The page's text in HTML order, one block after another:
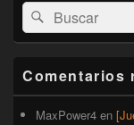
área
de
widget
lateral
primaria
Buscar
por:
Buscar
Comentarios
MaxPower4 en